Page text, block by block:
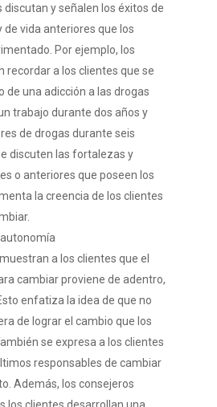
discutan y señalen los éxitos de
vida anteriores que los
Por ejemplo, los
recordar a los clientes que se
de una adicción a las drogas
trabajo durante dos años y
de drogas durante seis
discuten las fortalezas y
o anteriores que poseen los
la creencia de los clientes
a los clientes que el
cambiar proviene de adentro,
enfatiza la idea de que no
de lograr el cambio que los
se expresa a los clientes
responsables de cambiar
Además, los consejeros
los clientes desarrollan una